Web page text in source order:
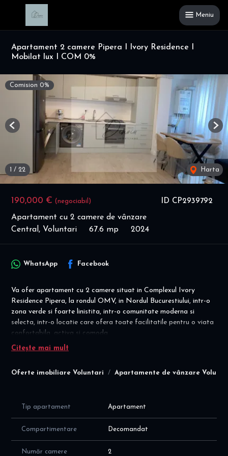
Meniu
Apartament 2 camere Pipera I Ivory Residence I
Mobilat lux I COM 0%
ID CP2939792
190,000 € (negociabil)
Apartament cu 2 camere de vânzare
Central, Voluntari
67.6 mp 2024
Comision 0%
1 / 22 Harta
Previous
Oferte imobiliare Voluntari Apartamente de vânzare
WhatsApp Facebook
Va ofer apartament cu 2 camere situat in Complexul Ivory
Residence Pipera, la rondul OMV, in Nordul Bucurestiului, intr-o
zona verde si foarte linistita, intr-o comunitate moderna si
selecta, intr-o locatie care ofera toate facilitatile pentru o viata
confortabila, activa si comoda.
Disponibilitate imediata! Mutare imediata!
190.000 euro.
parcrsul zilei, situat la etajul 2/3 (exista lift) intr-un imobil
complexului, cu suprafata utila de 67,6mp (61 mp +balcon de
6,7mp), cu o compartimentare moderna si eficienta a spatiilor,
Citește mai mult
Tip apartament Apartament
Compartimentare Decomandat
Număr camere 2